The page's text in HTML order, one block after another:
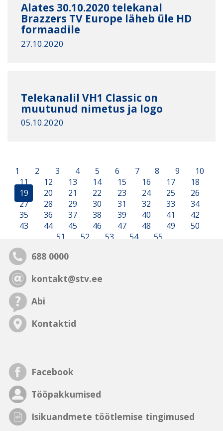
Alates 30.10.2020 telekanal
Brazzers TV Europe läheb üle HD
formaadile
27.10.2020
Telekanalil VH1 Classic on
muutunud nimetus ja logo
05.10.2020
1 2 3 4 5 6 7 8 9
10
11
12 13 14 15 16 17
18
19
20 21 22 23 24 25
26
27
28 29 30 31 32 33
34
35
36 37 38 39 40 41
42
43
44 45 46 47 48 49
50
51
52 53 54 55
688 0000
kontakt@stv.ee
Abi
Kontaktid
Facebook
Tööpakkumised
Isikuandmete töötlemise tingimused